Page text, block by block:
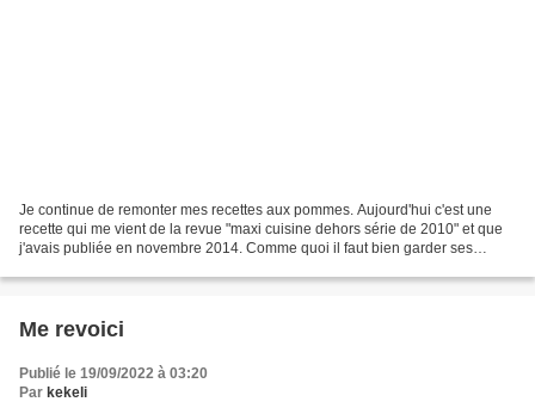
Je continue de remonter mes recettes aux pommes. Aujourd'hui c'est une
recette qui me vient de la revue "maxi cuisine dehors série de 2010" et que
j'avais publiée en novembre 2014. Comme quoi il faut bien garder ses
Me revoici
Publié le 19/09/2022 à 03:20
Par kekeli